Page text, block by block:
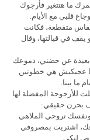
ما هتتغير فأرجوك
قلبي مع الأيام.
متقطعة، فكانت
يقف في قبالتها، وقال
بعيدة عن حضني، دموعك
ما عجبكيش هي خطوتين
ما بينا.
للأرجوحة المفضلة لها
بحزن حقيقي:
ونفسك تروحي الملاهي
اشتريت بمصروفي
ليكي.